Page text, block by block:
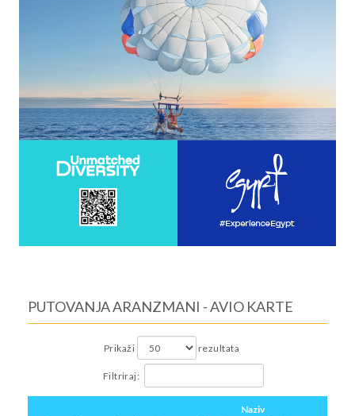
PUTOVANJA ARANZMANI - AVIO KARTE
Prikaži rezultata
Filtriraj:
Naziv